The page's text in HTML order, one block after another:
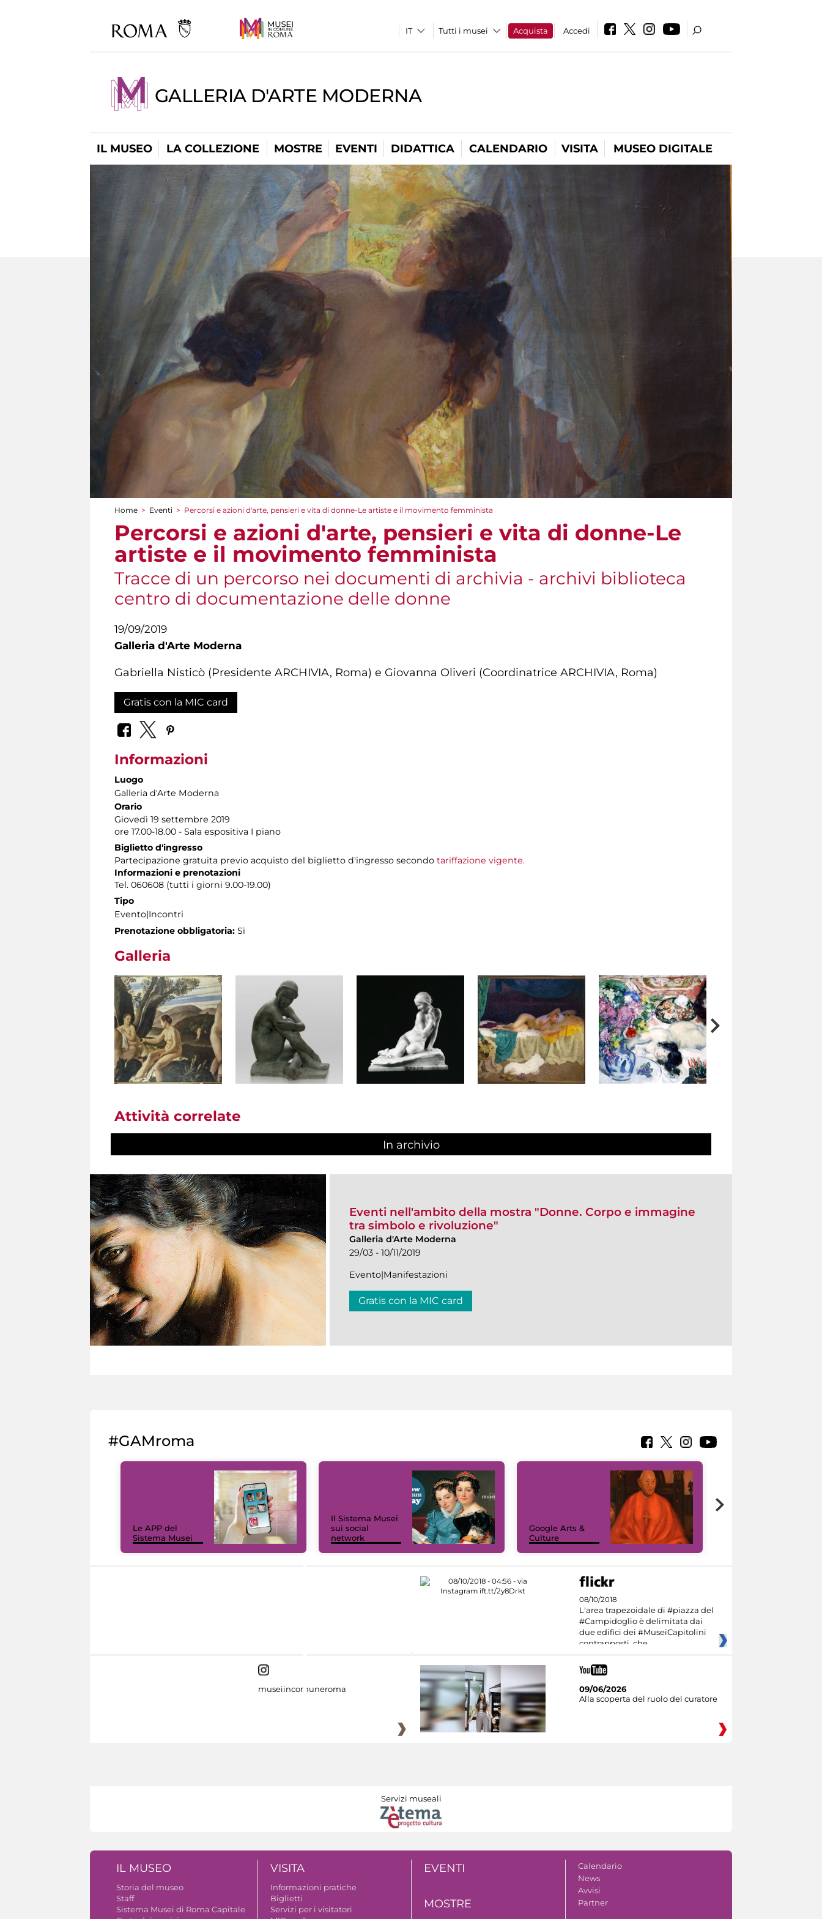
Tutti i musei Acquista Accedi
GALLERIA D'ARTE MODERNA
IL MUSEO LA COLLEZIONE MOSTRE EVENTI DIDATTICA CALENDARIO VISITA MUSEO DIGITALE
Tu sei qui
Home > Eventi > Percorsi e azioni d'arte, pensieri e vita di donne-Le artiste e il movimento femminista
Percorsi e azioni d'arte, pensieri e vita di donne-Le
artiste e il movimento femminista
Tracce di un percorso nei documenti di archivia - archivi biblioteca
centro di documentazione delle donne
19/09/2019
Galleria d'Arte Moderna
Gabriella Nisticò (Presidente ARCHIVIA, Roma) e Giovanna Oliveri (Coordinatrice ARCHIVIA, Roma)
Gratis con la MIC card
Informazioni
Luogo
Galleria d'Arte Moderna
Orario
Giovedì 19 settembre 2019
ore 17.00-18.00 - Sala espositiva I piano
Biglietto d'ingresso
Partecipazione gratuita previo acquisto del biglietto d'ingresso secondo tariffazione vigente.
Informazioni e prenotazioni
Tel. 060608 (tutti i giorni 9.00-19.00)
Tipo
Evento|Incontri
Prenotazione obbligatoria: Sì
Galleria
Attività correlate
In archivio
Eventi nell'ambito della mostra "Donne. Corpo e immagine
tra simbolo e rivoluzione"
Galleria d'Arte Moderna
29/03 - 10/11/2019
Evento|Manifestazioni
Gratis con la MIC card
#GAMroma
Le APP del
Sistema Musei
Il Sistema Musei
sui social
network
Google Arts &
Culture
08/10/2018
L'area trapezoidale di #piazza del
#Campidoglio è delimitata dai
due edifici dei #MuseiCapitolini
contrapposti, che
museiincomuneroma
09/06/2026
Alla scoperta del ruolo del curatore
Servizi museali
IL MUSEO
Storia del museo
Staff
Sistema Musei di Roma Capitale
VISITA
Informazioni pratiche
Biglietti
Servizi per i visitatori
EVENTI
MOSTRE
Calendario
News
Avvisi
Partner